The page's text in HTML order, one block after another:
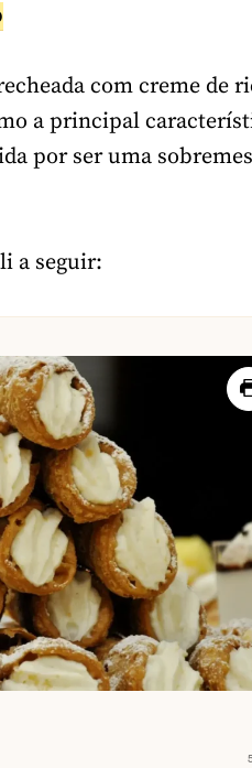
com creme de
a principal
por ser uma
a seguir: